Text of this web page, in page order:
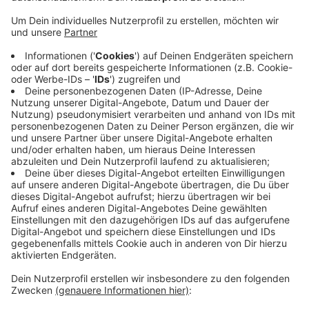
Lebensmittelausgabe der Wuppertaler Tafel. Die
Stadt springt ein, weil der Bund den deutschen
Arbeitsgelegenheiten massiv gekürzt hat. Das war
bundesweit heftig kritisiert worden. Die neue
Bundesregierung will dafür wieder mehr Geld
ausgeben, das haben CDU und SPD in den
Sondierungsgesprächen vereinbart. Die
Beschäftigungsprojekte seien für Wuppertal
unverzichtbar, sagt Sozialdezernentin Annette
Berg.
Veröffentlicht:Mittwoch, 19.03.2025 15:52
Anzeige